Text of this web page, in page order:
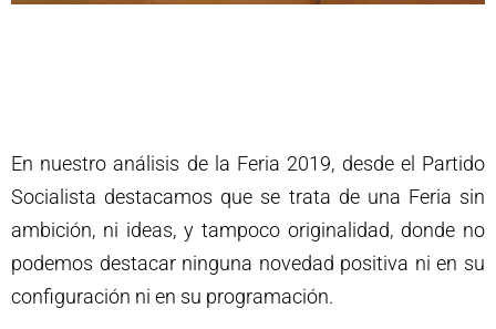
En nuestro análisis de la Feria 2019, desde el Partido
Socialista destacamos que se trata de una Feria sin
ambición, ni ideas, y tampoco originalidad, donde no
podemos destacar ninguna novedad positiva ni en su
configuración ni en su programación.